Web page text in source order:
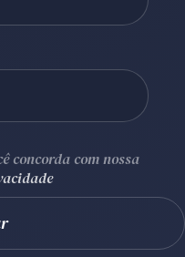
concorda com nossa